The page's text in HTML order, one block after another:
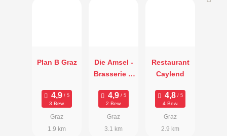
Plan B Graz
3 Bew.
Graz
1.9 km
Die Amsel -
Brasserie &
2 Bew.
Graz
3.1 km
Restaurant
Caylend
4 Bew.
Graz
2.9 km